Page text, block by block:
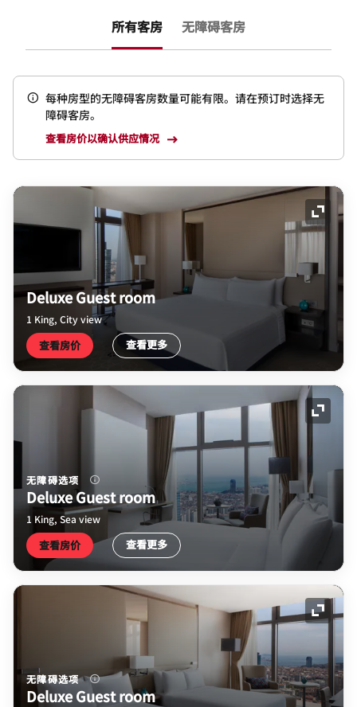
所有客房 无障碍客房
每种房型的无障碍客房数量可能有限。请在预订时选择无
障碍客房。
查看房价以确认供应情况
展开
Deluxe Guest room
1 King, City view
查看房价 查看更多
展开
无障碍选项
Deluxe Guest room
1 King, Sea view
查看房价 查看更多
展开
无障碍选项
Deluxe Guest room